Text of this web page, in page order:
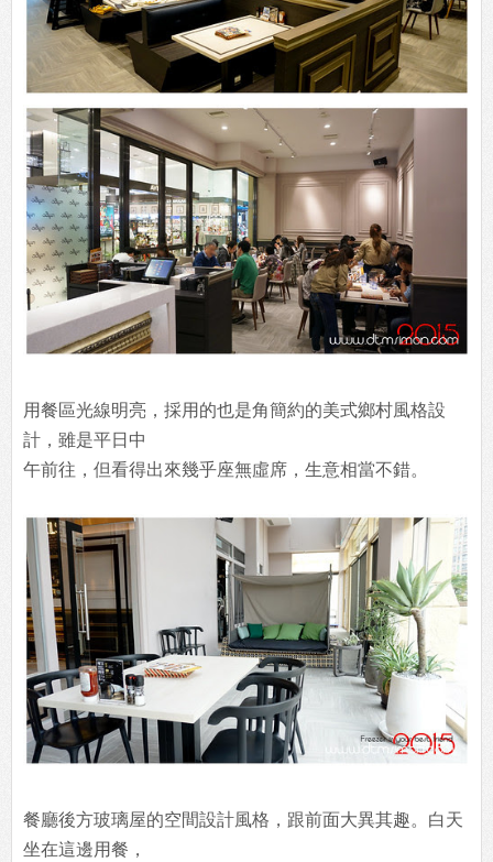
用餐區光線明亮，採用的也是角簡約的美式鄉村風格設
計，雖是平日中
午前往，但看得出來幾乎座無虛席，生意相當不錯。
餐廳後方玻璃屋的空間設計風格，跟前面大異其趣。白天
坐在這邊用餐，